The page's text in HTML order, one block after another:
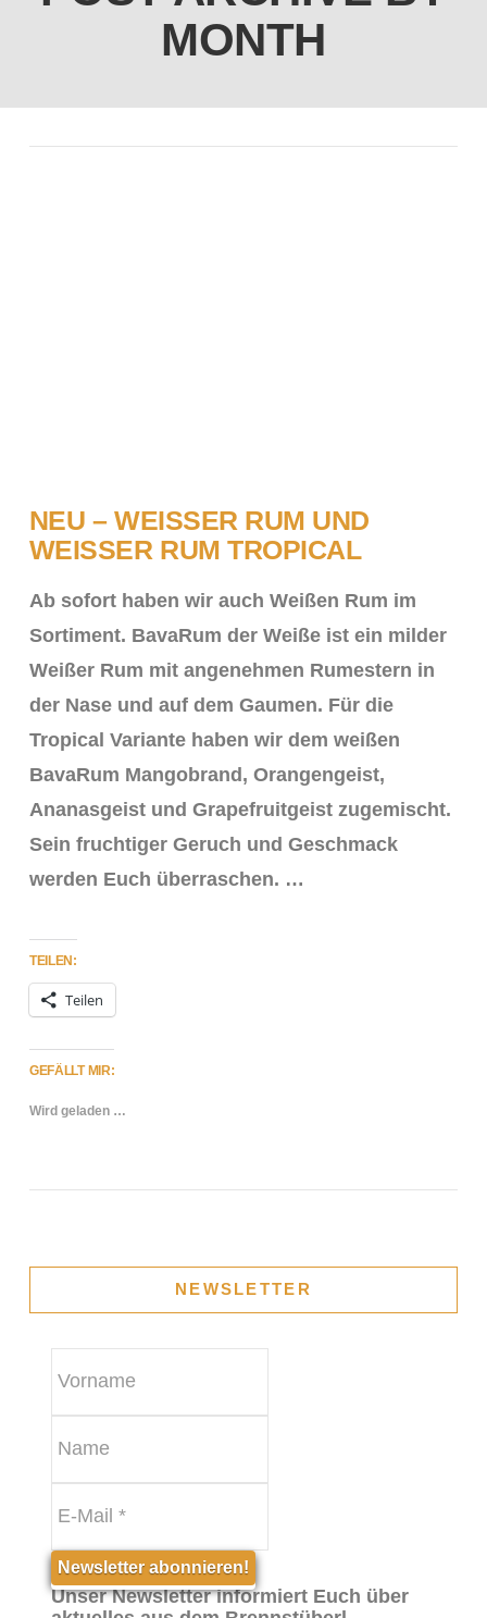
MONTH
VIEW POST
NEU – WEISSER RUM UND W
EISSER RUM TROPICAL
Ab sofort haben wir auch Weißen Rum im
Sortiment. BavaRum der Weiße ist ein milder
Weißer Rum mit angenehmen Rumestern in
der Nase und auf dem Gaumen. Für die
Tropical Variante haben wir dem weißen
BavaRum Mangobrand, Orangengeist,
Ananasgeist und Grapefruitgeist zugemischt.
Sein fruchtiger Geruch und Geschmack
werden Euch überraschen. …
TEILEN:
Teilen
GEFÄLLT MIR:
Wird geladen …
NEWSLETTER
Unser Newsletter informiert Euch über